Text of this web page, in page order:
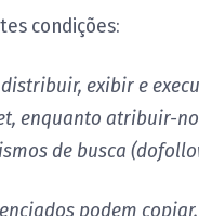
condições:
distribuir, exibir e
enquanto atribuir-
de busca
podem